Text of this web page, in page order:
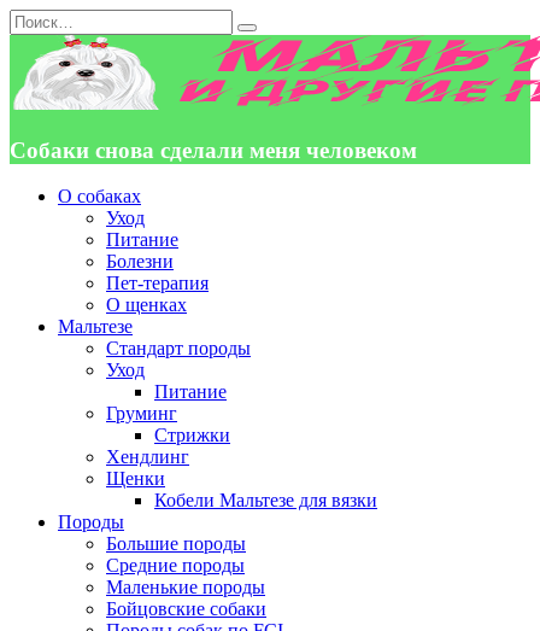
Перейти
к
содержанию
Search
for:
Собаки снова сделали меня человеком
О собаках
Уход
Питание
Болезни
Пет-терапия
О щенках
Мальтезе
Стандарт породы
Уход
Питание
Груминг
Стрижки
Хендлинг
Щенки
Кобели Мальтезе для вязки
Породы
Большие породы
Средние породы
Маленькие породы
Бойцовские собаки